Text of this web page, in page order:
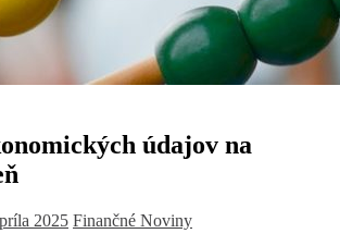
údajov na
2025 Finančné Noviny